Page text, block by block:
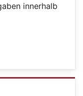
innerhalb